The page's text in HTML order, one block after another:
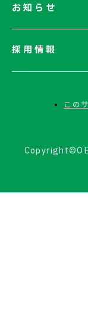
お知らせ
採用情報
この